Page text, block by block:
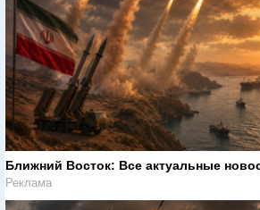
Ближний Восток: Все актуальные
Реклама